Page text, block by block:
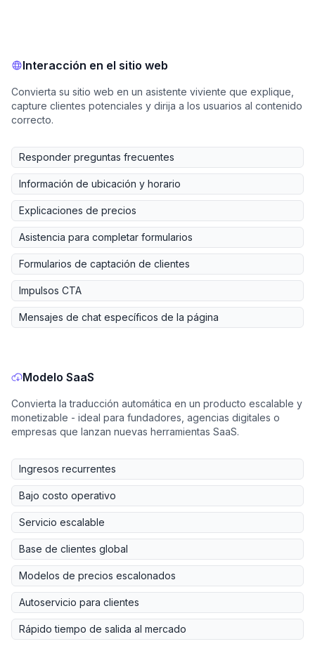
Interacción en el sitio web
Convierta su sitio web en un asistente viviente que explique,
capture clientes potenciales y dirija a los usuarios al contenido
correcto.
Responder preguntas frecuentes
Información de ubicación y horario
Explicaciones de precios
Asistencia para completar formularios
Formularios de captación de clientes
Impulsos CTA
Mensajes de chat específicos de la página
Modelo SaaS
Convierta la traducción automática en un producto escalable y
monetizable - ideal para fundadores, agencias digitales o
empresas que lanzan nuevas herramientas SaaS.
Ingresos recurrentes
Bajo costo operativo
Servicio escalable
Base de clientes global
Modelos de precios escalonados
Autoservicio para clientes
Rápido tiempo de salida al mercado